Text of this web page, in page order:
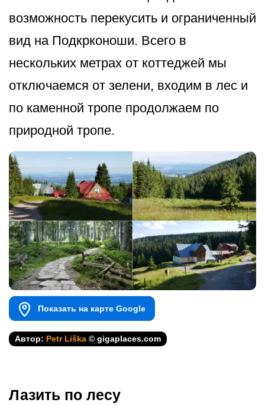
возможность перекусить и ограниченный
вид на Подкрконоши. Всего в
нескольких метрах от коттеджей мы
отключаемся от зелени, входим в лес и
по каменной тропе продолжаем по
природной тропе.
Показать на карте Google
Автор: Petr Liška © gigaplaces.com
Лазить по лесу